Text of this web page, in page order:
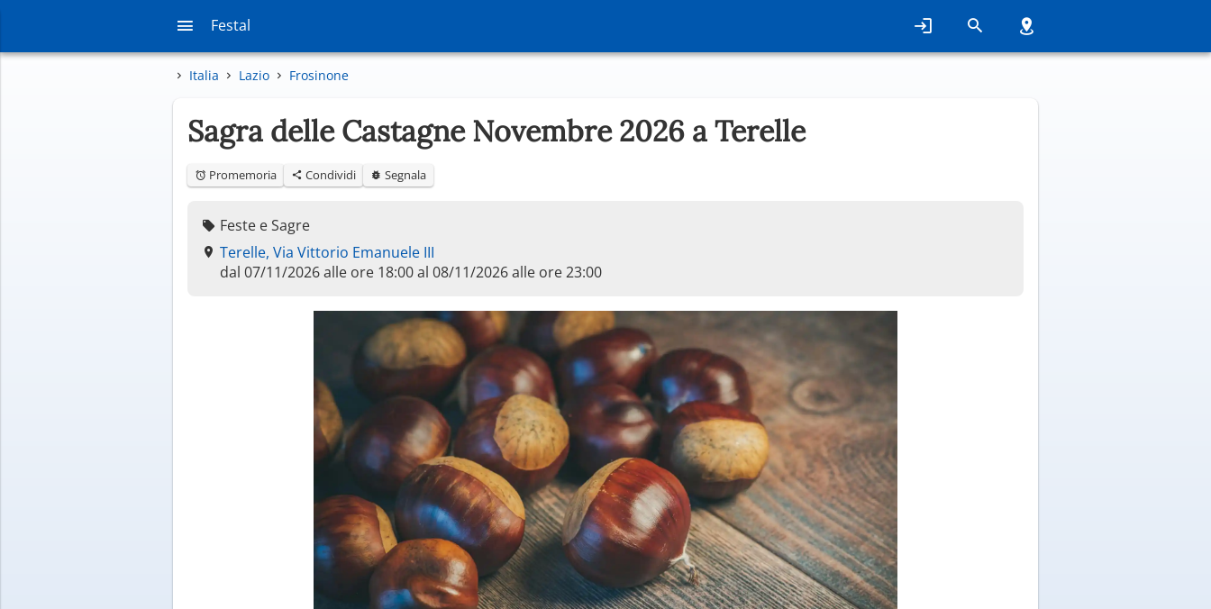
Festal
Italia Lazio Frosinone
Sagra delle Castagne Novembre 2026 a Terelle
Promemoria Condividi Segnala
Feste e Sagre
Terelle, Via Vittorio Emanuele III
dal 07/11/2026 alle ore 18:00 al 08/11/2026 alle ore 23:00